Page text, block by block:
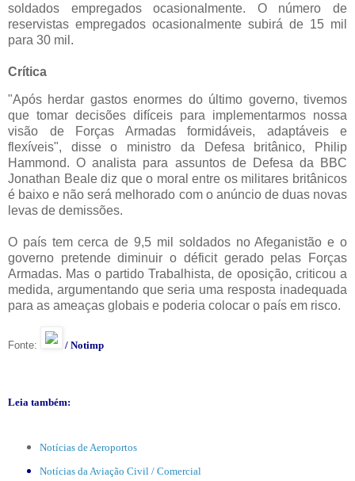
soldados empregados ocasionalmente. O número de
reservistas empregados ocasionalmente subirá de 15 mil
para 30 mil.
Crítica
"Após herdar gastos enormes do último governo, tivemos
que tomar decisões difíceis para implementarmos nossa
visão de Forças Armadas formidáveis, adaptáveis e
flexíveis", disse o ministro da Defesa britânico, Philip
Hammond. O analista para assuntos de Defesa da BBC
Jonathan Beale diz que o moral entre os militares britânicos
é baixo e não será melhorado com o anúncio de duas novas
levas de demissões.
O país tem cerca de 9,5 mil soldados no Afeganistão e o
governo pretende diminuir o déficit gerado pelas Forças
Armadas. Mas o partido Trabalhista, de oposição, criticou a
medida, argumentando que seria uma resposta inadequada
para as ameaças globais e poderia colocar o país em risco.
Fonte: / Notimp
Leia também:
Notícias de Aeroportos
Notícias da Aviação Civil / Comercial